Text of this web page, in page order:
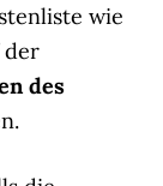
wie
der
des